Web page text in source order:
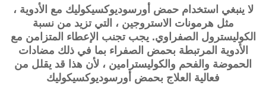
لا ينبغي استخدام حمض أورسوديوكسيكوليك مع الأدوية ،
مثل هرمونات الاستروجين ، التي تزيد من نسبة
الكوليسترول الصفراوي. يجب تجنب الإعطاء المتزامن مع
الأدوية المرتبطة بحمض الصفراء بما في ذلك مضادات
الحموضة والفحم والكوليسترامين ، لأن هذا قد يقلل من
فعالية العلاج بحمض أورسوديوكسيكوليك